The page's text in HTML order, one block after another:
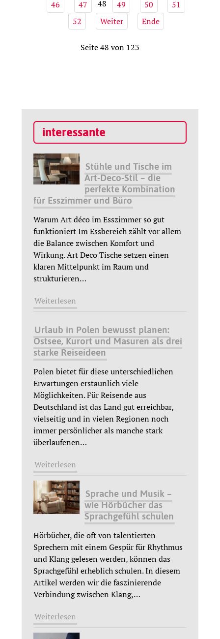
46 47 48 49 50
51
52
Weiter Ende
Seite 48 von 123
interessante
Stühle und Tische im
Art-Deco-Stil – die
perfekte Kombination
für Esszimmer und Büro
Warum Art déco im Esszimmer so gut
funktioniert Im Essbereich zählt vor allem
die Balance zwischen Komfort und
Wirkung. Art Deco Tische setzen einen
klaren Mittelpunkt im Raum und
strukturieren…
Weiterlesen
Urlaub in Polen bewusst planen:
Ostsee, Kurort und Masuren als drei
starke Reiseideen
Polen bietet für diese unterschiedlichen
Erwartungen erstaunlich viele
Möglichkeiten. Für Reisende aus
Deutschland ist das Land gut erreichbar,
vielseitig und in vielen Regionen noch
immer persönlicher als manche stark
überlaufenen…
Weiterlesen
Sprache und Musik –
wie Hörbücher das
Sprachgefühl schulen
Hörbücher, die oft von talentierten
Sprechern mit einem Gespür für Rhythmus
und Klang gelesen werden, können das
Sprachgefühl erheblich schulen. In diesem
Artikel werden wir die faszinierende
Verbindung zwischen Klang,…
Weiterlesen